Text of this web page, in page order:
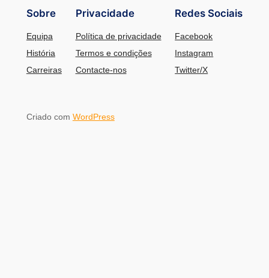
Sobre
Equipa
História
Carreiras
Privacidade
Política de privacidade
Termos e condições
Contacte-nos
Redes Sociais
Facebook
Instagram
Twitter/X
Criado com WordPress